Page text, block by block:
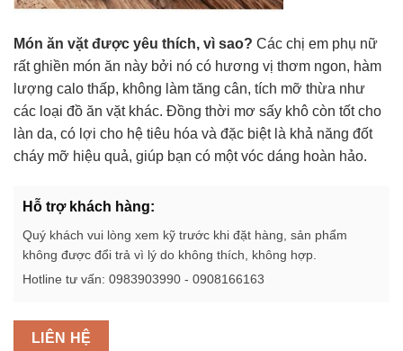
Món ăn vặt được yêu thích, vì sao? Các chị em phụ nữ
rất ghiền món ăn này bởi nó có hương vị thơm ngon, hàm
lượng calo thấp, không làm tăng cân, tích mỡ thừa như
các loại đồ ăn vặt khác. Đồng thời mơ sấy khô còn tốt cho
làn da, có lợi cho hệ tiêu hóa và đặc biệt là khả năng đốt
cháy mỡ hiệu quả, giúp bạn có một vóc dáng hoàn hảo.
Hỗ trợ khách hàng:
Quý khách vui lòng xem kỹ trước khi đặt hàng, sản phẩm
không được đổi trả vì lý do không thích, không hợp.
Hotline tư vấn: 0983903990 - 0908166163
LIÊN HỆ